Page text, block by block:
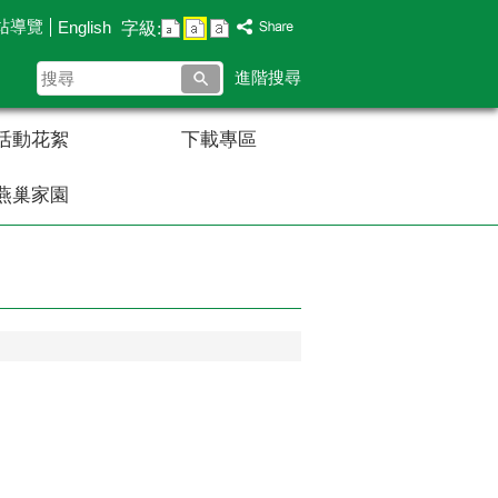
導覽 English 字級:
搜
尋
進階搜尋
動花絮 下載專區
巢家園